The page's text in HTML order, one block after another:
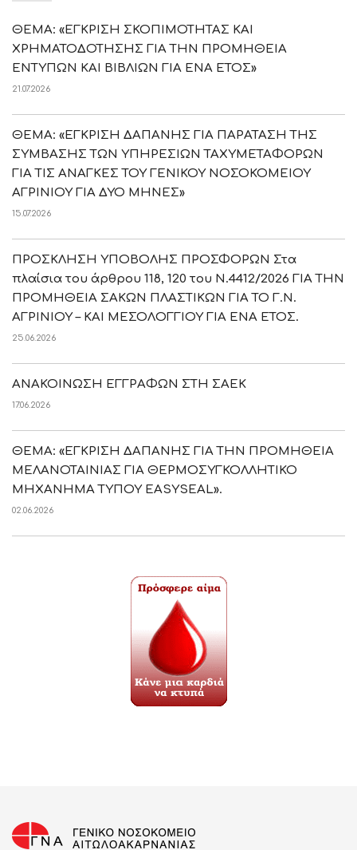
ΘΕΜΑ: «ΕΓΚΡΙΣΗ ΣΚΟΠΙΜΟΤΗΤΑΣ ΚΑΙ
ΧΡΗΜΑΤΟΔΟΤΗΣΗΣ ΓΙΑ ΤΗΝ ΠΡΟΜΗΘΕΙΑ
ΕΝΤΥΠΩΝ ΚΑΙ ΒΙΒΛΙΩΝ ΓΙΑ ΕΝΑ ΕΤΟΣ»
21.07.2026
ΘΕΜΑ: «ΕΓΚΡΙΣΗ ΔΑΠΑΝΗΣ ΓΙΑ ΠΑΡΑΤΑΣΗ ΤΗΣ
ΣΥΜΒΑΣΗΣ ΤΩΝ ΥΠΗΡΕΣΙΩΝ ΤΑΧΥΜΕΤΑΦΟΡΩΝ
ΓΙΑ ΤΙΣ ΑΝΑΓΚΕΣ ΤΟΥ ΓΕΝΙΚΟΥ ΝΟΣΟΚΟΜΕΙΟΥ
ΑΓΡΙΝΙΟΥ ΓΙΑ ΔΥΟ ΜΗΝΕΣ»
15.07.2026
ΠΡΟΣΚΛΗΣΗ ΥΠΟΒΟΛΗΣ ΠΡΟΣΦΟΡΩΝ Στα
πλαίσια του άρθρου 118, 120 του Ν.4412/2026 ΓΙΑ ΤΗΝ
ΠΡΟΜΗΘΕΙΑ ΣΑΚΩΝ ΠΛΑΣΤΙΚΩΝ ΓΙΑ ΤΟ Γ.Ν.
ΑΓΡΙΝΙΟΥ – ΚΑΙ ΜΕΣΟΛΟΓΓΙΟΥ ΓΙΑ ΕΝΑ ΕΤΟΣ.
25.06.2026
ΑΝΑΚΟΙΝΩΣΗ ΕΓΓΡΑΦΩΝ ΣΤΗ ΣΑΕΚ
17.06.2026
ΘΕΜΑ: «ΕΓΚΡΙΣΗ ΔΑΠΑΝΗΣ ΓΙΑ ΤΗΝ ΠΡΟΜΗΘΕΙΑ
ΜΕΛΑΝΟΤΑΙΝΙΑΣ ΓΙΑ ΘΕΡΜΟΣΥΓΚΟΛΛΗΤΙΚΟ
ΜΗΧΑΝΗΜΑ ΤΥΠΟΥ EASYSEAL».
02.06.2026